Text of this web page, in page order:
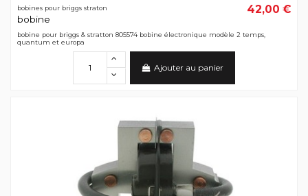
bobines pour briggs straton
bobine
42,00 €
bobine pour briggs & stratton 805574 bobine électronique modèle 2 temps,
quantum et europa
Ajouter au panier